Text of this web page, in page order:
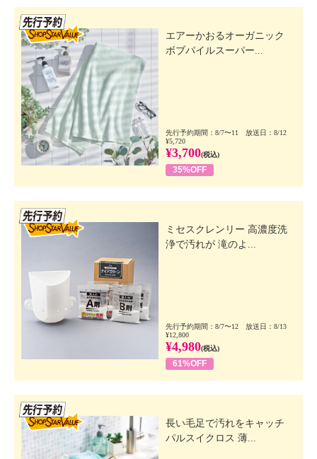
エアーかおるオーガニック
ボブパイルスーパー...
先行予約期間：8/7〜11 放送日：8/12
¥5,720
¥3,700(税込)
35%OFF
ミセスクレンリー 高濃度洗
浄で汚れが 滝のよ...
先行予約期間：8/7〜12 放送日：8/13
¥12,800
¥4,980(税込)
61%OFF
長い毛足で汚れをキャッチ
パルスイクロス 薄...